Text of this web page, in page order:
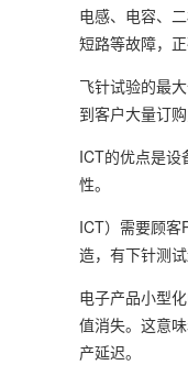
电感、电容、
短路等故障，
飞针试验的最
到客户大量订
ICT的优点是设
性。
ICT）需要顾客
造，有下针测
电子产品小型
值消失。这意
产延迟。